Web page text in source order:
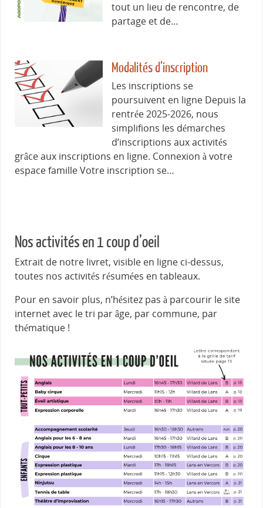
tout un lieu de rencontre, de
partage et de…
Modalités d’inscription
Les inscriptions se
poursuivent en ligne Depuis la
rentrée 2025-2026, nous
simplifions les démarches
d’inscriptions aux activités
grâce aux inscriptions en ligne. Connexion à votre
espace famille Votre inscription se…
Nos activités en 1 coup d’oeil
Extrait de notre livret, visible en ligne ci-dessus,
toutes nos activités résumées en tableaux.
Pour en savoir plus, n’hésitez pas à parcourir le site
internet avec le tri par âge, par commune, par
thématique !